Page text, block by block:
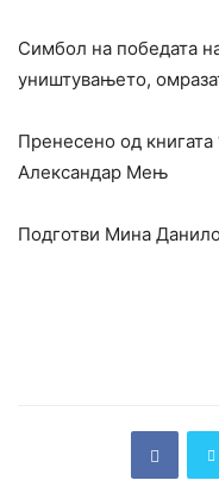
Симбол на победата
уништувањето,
Пренесено од книгата
Александар Мењ
Подготви Мина